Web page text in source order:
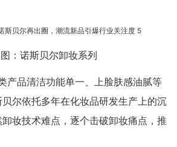
图：诺斯贝尔卸妆系列
产品清洁功能单一、上脸肤感油腻等
尔依托多年在化妆品研发生产上的沉
妆技术难点，逐个击破卸妆痛点，推